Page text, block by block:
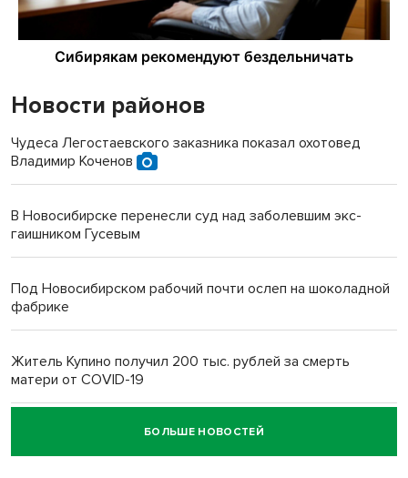
Новости районов
Чудеса Легостаевского заказника показал охотовед
Владимир Коченов
В Новосибирске перенесли суд над заболевшим экс-
гаишником Гусевым
Под Новосибирском рабочий почти ослеп на шоколадной
фабрике
Житель Купино получил 200 тыс. рублей за смерть
матери от COVID-19
Новосибирский суд наказал водителя за смерть
пенсионерки на вокзале
БОЛЬШЕ НОВОСТЕЙ